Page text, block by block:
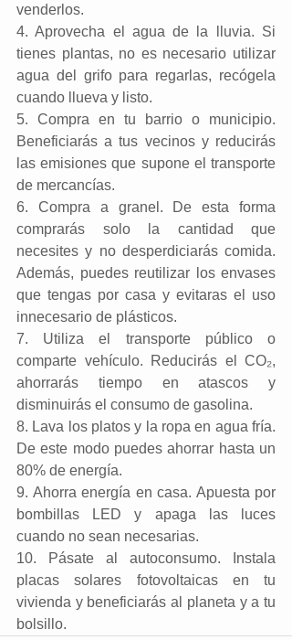
venderlos.
4. Aprovecha el agua de la lluvia. Si
tienes plantas, no es necesario utilizar
agua del grifo para regarlas, recógela
cuando llueva y listo.
5. Compra en tu barrio o municipio.
Beneficiarás a tus vecinos y reducirás
las emisiones que supone el transporte
de mercancías.
6. Compra a granel. De esta forma
comprarás solo la cantidad que
necesites y no desperdiciarás comida.
Además, puedes reutilizar los envases
que tengas por casa y evitaras el uso
innecesario de plásticos.
7. Utiliza el transporte público o
comparte vehículo. Reducirás el CO₂,
ahorrarás tiempo en atascos y
disminuirás el consumo de gasolina.
8. Lava los platos y la ropa en agua fría.
De este modo puedes ahorrar hasta un
80% de energía.
9. Ahorra energía en casa. Apuesta por
bombillas LED y apaga las luces
cuando no sean necesarias.
10. Pásate al autoconsumo. Instala
placas solares fotovoltaicas en tu
vivienda y beneficiarás al planeta y a tu
bolsillo.